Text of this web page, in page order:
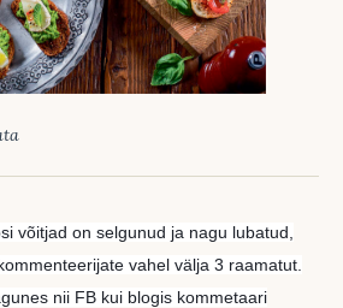
võitjad on selgunud ja nagu lubatud,
vahel välja 3 raamatut.
nii FB kui blogis kommetaari